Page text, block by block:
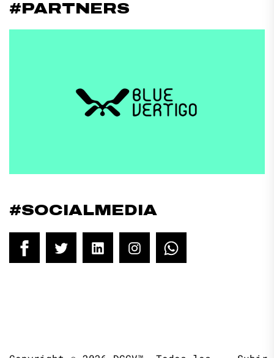
#PARTNERS
#SOCIALMEDIA
FacebookTwitter LinkedInInstagram